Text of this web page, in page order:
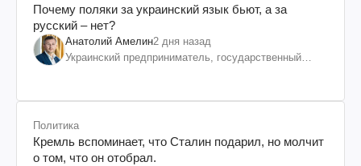
Почему поляки за украинский язык бьют, а за
русский – нет?
Анатолий Амелин2 дня назад
Украинский предприниматель, государственный
Политика
Кремль вспоминает, что Сталин подарил, но молчит
о том, что он отобрал.